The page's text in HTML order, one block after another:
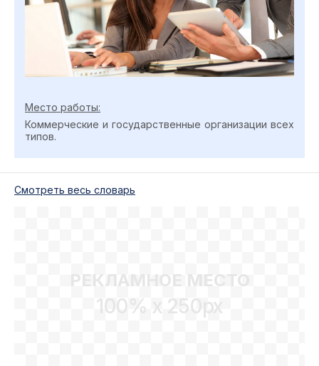
Место работы:
Коммерческие и государственные организации всех
типов.
Cмотреть весь словарь
РЕКЛАМНОЕ МЕСТО
100% x 250px